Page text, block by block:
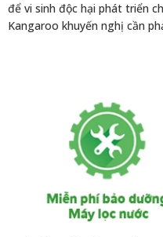
để vi sinh độc hại phát triển
Kangaroo khuyến nghị cần